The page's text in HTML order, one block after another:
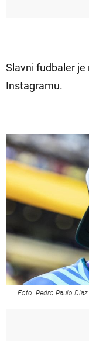
Slavni fudbaler
Instagramu.
Foto: Pedro Paulo